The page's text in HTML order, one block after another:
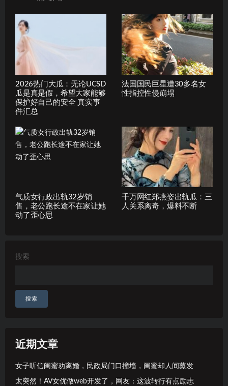
2026热门大瓜：无论UCSD
瓜是真是假，希望大家能够
保护好自己的安全 真实事
件汇总
法国国民巨星遭30多名女
性指控性侵崩塌
气质女行政出轨32岁销
售，老公跑长途不在家让她
动了歪心思
千万网红郑燕姿出轨瓜：三
人关系离奇，爆料不断
搜索
搜索
近期文章
女子听信闺蜜劝离婚，民政局门口撞墙，闺蜜却人间蒸发
太突然！AV女优做web开发了，网友：这波转行有点励志